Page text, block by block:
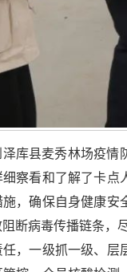
库县麦秀林场疫
察看和了解了卡点
，确保自身健康
断病毒传播链条，
，一级抓一级、